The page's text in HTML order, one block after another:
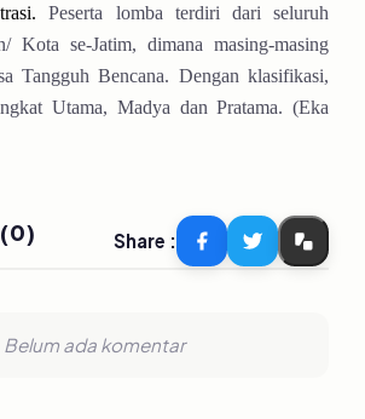
Peserta lomba terdiri dari seluruh
Kota se-Jatim, dimana masing-masing
Tangguh Bencana. Dengan klasifikasi,
Utama, Madya dan Pratama. (Eka
Share :
Belum ada komentar